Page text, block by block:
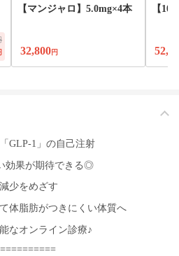
【マンジャロ】5.0mg×4本
32,800円
【
GLP-1」の自己注射
効果が期待できる◎
少をめざす
体脂肪がつきにくい体質へ
なオンライン診療♪